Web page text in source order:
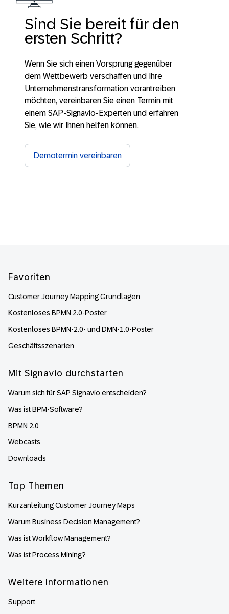
Sind Sie bereit für den
ersten Schritt?
Wenn Sie sich einen Vorsprung gegenüber
dem Wettbewerb verschaffen und Ihre
Unternehmenstransformation vorantreiben
möchten, vereinbaren Sie einen Termin mit
einem SAP-Signavio-Experten und erfahren
Sie, wie wir Ihnen helfen können.
Demotermin vereinbaren
Favoriten
Customer Journey Mapping Grundlagen
Kostenloses BPMN 2.0-Poster
Kostenloses BPMN-2.0- und DMN-1.0-Poster
Geschäftsszenarien
Mit Signavio durchstarten
Warum sich für SAP Signavio entscheiden?
Was ist BPM-Software?
BPMN 2.0
Webcasts
Downloads
Top Themen
Kurzanleitung Customer Journey Maps
Warum Business Decision Management?
Was ist Workflow Management?
Was ist Process Mining?
Weitere Informationen
Support